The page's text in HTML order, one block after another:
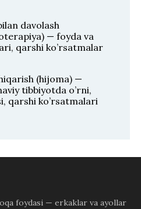
davolash
— foyda va
qarshi ko’rsatmalar
(hijoma) —
tibbiyotda o’rni,
qarshi ko’rsatmalari
foydasi — erkaklar va ayollar